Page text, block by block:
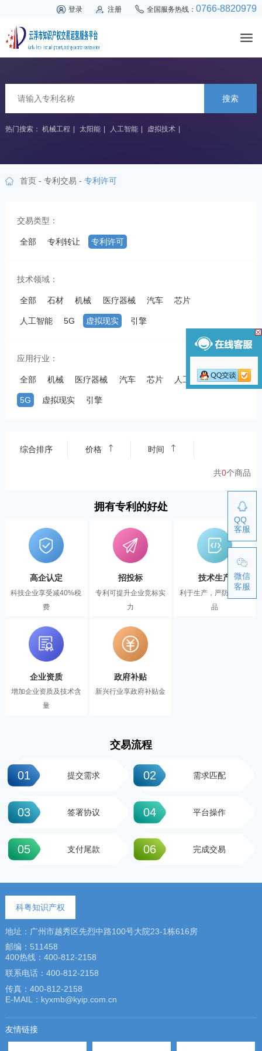
登录 注册 全国服务热线：0766-8820979
搜索
热门搜索： 机械工程 太阳能 人工智能 虚拟技术
首页- 专利交易 - 专利许可
交易类型：
全部 专利转让 专利许可
技术领域：
全部 石材 机械 医疗器械 汽车 芯片
人工智能 5G 虚拟现实 引擎
应用行业：
全部 机械 医疗器械 汽车 芯片 人工智能
5G 虚拟现实 引擎
综合排序 价格 时间
共0个商品
拥有专利的好处
高企认定
科技企业享受减40%税
费
招投标
专利可提升企业竞标实
力
技术生产
利于生产，严防伪冒产
品
企业资质
增加企业资质及技术含
量
政府补贴
新兴行业享政府补贴金
交易流程
01 提交需求 02 需求匹配
03 签署协议 04 平台操作
05 支付尾款 06 完成交易
科粤知识产权
地址：广州市越秀区先烈中路100号大院23-1栋616房
邮编：511458
400热线：400-812-2158
联系电话：400-812-2158
传真：400-812-2158
E-MAIL：kyxmb@kyip.com.cn
友情链接
QQ
客服
微信
客服